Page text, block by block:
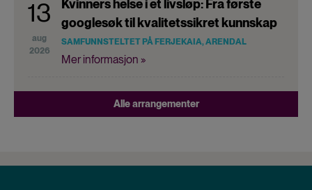
13
aug
2026
Kvinners helse i et livsløp: Fra første
googlesøk til kvalitetssikret kunnskap
SAMFUNNSTELTET PÅ FERJEKAIA, ARENDAL
Mer informasjon »
Alle arrangementer